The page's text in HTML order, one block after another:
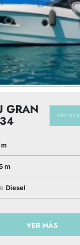
PRECIO
GRAN
m
Diesel
VER MÁS